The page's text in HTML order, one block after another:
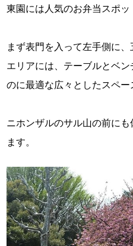
東園には人気のお弁当スポッ
まず表門を入って左手側に
エリアには、テーブルとベ
のに最適な広々としたスペー
ニホンザルのサル山の前に
ます。